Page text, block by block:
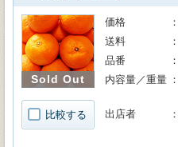
Sold Out
比較する
価格
送料
品番
内容量／重量
出店者